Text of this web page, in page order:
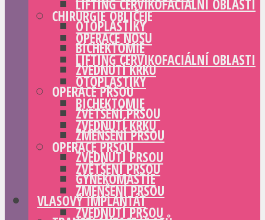
LIFTING CERVIKOFACIÁLNÍ OBLASTI
OTOPLASTIKY
BICHEKTOMIE
ZVEDNUTÍ KRKU
OPERACE PRSOU
ZVĚTŠENÍ PRSOU
ZMENŠENÍ PRSOU
ZVEDNUTÍ PRSOU
GYNEKOMASTIE
VLASOVÝ IMPLANTÁT
CHIRURGIE OBLIČEJE
OPERACE NOSU
LIFTING CERVIKOFACIÁLNÍ OBLASTI
OTOPLASTIKY
BICHEKTOMIE
ZVEDNUTÍ KRKU
OPERACE PRSOU
ZVĚTŠENÍ PRSOU
ZMENŠENÍ PRSOU
ZVEDNUTÍ PRSOU